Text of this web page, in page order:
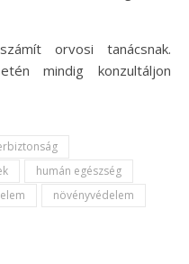
orvosi tanácsnak.
mindig konzultáljon
humán egészség
növényvédelem